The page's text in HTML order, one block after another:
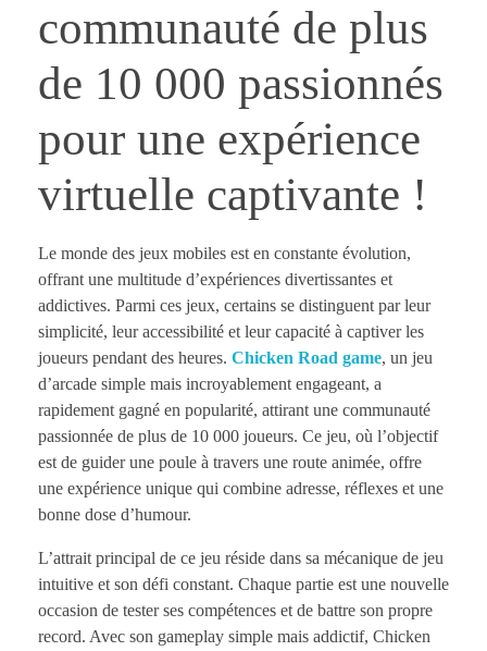
communauté de plus
de 10 000 passionnés
pour une expérience
virtuelle captivante !
Le monde des jeux mobiles est en constante évolution,
offrant une multitude d’expériences divertissantes et
addictives. Parmi ces jeux, certains se distinguent par leur
simplicité, leur accessibilité et leur capacité à captiver les
joueurs pendant des heures. Chicken Road game, un jeu
d’arcade simple mais incroyablement engageant, a
rapidement gagné en popularité, attirant une communauté
passionnée de plus de 10 000 joueurs. Ce jeu, où l’objectif
est de guider une poule à travers une route animée, offre
une expérience unique qui combine adresse, réflexes et une
bonne dose d’humour.
L’attrait principal de ce jeu réside dans sa mécanique de jeu
intuitive et son défi constant. Chaque partie est une nouvelle
occasion de tester ses compétences et de battre son propre
record. Avec son gameplay simple mais addictif, Chicken